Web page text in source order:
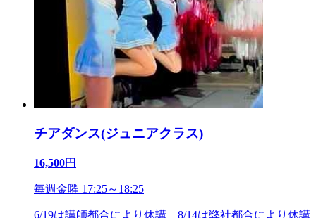
チアダンス(ジュニアクラス)
16,500円
毎週金曜 17:25～18:25
6/19は講師都合により休講 8/14は弊社都合により休講